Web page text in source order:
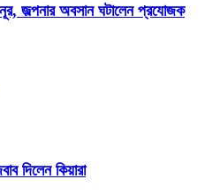
নূর, জল্পনার অবসান ঘটালেন প্রযোজক
দিলেন কিয়ারা